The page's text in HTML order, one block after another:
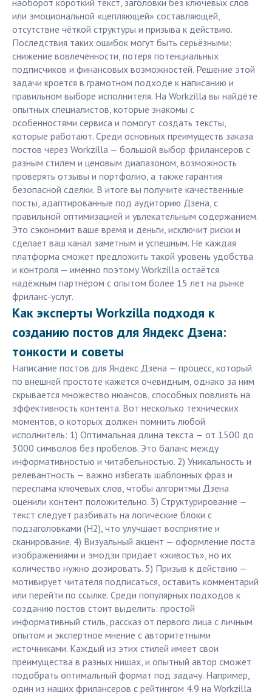
наоборот короткий текст, заголовки без ключевых слов
или эмоциональной «цепляющей» составляющей,
отсутствие чёткой структуры и призыва к действию.
Последствия таких ошибок могут быть серьёзными:
снижение вовлечённости, потеря потенциальных
подписчиков и финансовых возможностей. Решение этой
задачи кроется в грамотном подходе к написанию и
правильном выборе исполнителя. На Workzilla вы найдёте
опытных специалистов, которые знакомы с
особенностями сервиса и помогут создать тексты,
которые работают. Среди основных преимуществ заказа
постов через Workzilla — большой выбор фрилансеров с
разным стилем и ценовым диапазоном, возможность
проверять отзывы и портфолио, а также гарантия
безопасной сделки. В итоге вы получите качественные
посты, адаптированные под аудиторию Дзена, с
правильной оптимизацией и увлекательным содержанием.
Это сэкономит ваше время и деньги, исключит риски и
сделает ваш канал заметным и успешным. Не каждая
платформа сможет предложить такой уровень удобства
и контроля — именно поэтому Workzilla остаётся
надёжным партнёром с опытом более 15 лет на рынке
фриланс-услуг.
Как эксперты Workzilla подходя к
созданию постов для Яндекс Дзена:
тонкости и советы
Написание постов для Яндекс Дзена — процесс, который
по внешней простоте кажется очевидным, однако за ним
скрывается множество нюансов, способных повлиять на
эффективность контента. Вот несколько технических
моментов, о которых должен помнить любой
исполнитель: 1) Оптимальная длина текста — от 1500 до
3000 символов без пробелов. Это баланс между
информативностью и читабельностью. 2) Уникальность и
релевантность — важно избегать шаблонных фраз и
переспама ключевых слов, чтобы алгоритмы Дзена
оценили контент положительно. 3) Структурирование —
текст следует разбивать на логические блоки с
подзаголовками (H2), что улучшает восприятие и
сканирование. 4) Визуальный акцент — оформление поста
изображениями и эмодзи придаёт «живость», но их
количество нужно дозировать. 5) Призыв к действию —
мотивирует читателя подписаться, оставить комментарий
или перейти по ссылке. Среди популярных подходов к
созданию постов стоит выделить: простой
информативный стиль, рассказ от первого лица с личным
опытом и экспертное мнение с авторитетными
источниками. Каждый из этих стилей имеет свои
преимущества в разных нишах, и опытный автор сможет
подобрать оптимальный формат под задачу. Например,
один из наших фрилансеров с рейтингом 4.9 на Workzilla